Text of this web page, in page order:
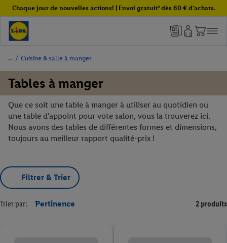
Chaque jour de nouvelles actions! | Envoi gratuit¹ dès 60 € d'achats.
/ Cuisine & salle à manger
Tables à manger
Que ce soit une table à manger à utiliser au quotidien ou
une table d'appoint pour vote salon, vous la trouverez ici.
Nous avons des tables de différentes formes et dimensions,
toujours au meilleur rapport qualité-prix !
Filtrer & Trier
Trier par: Pertinence 2 produits